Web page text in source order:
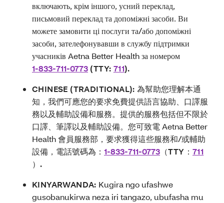
включають, крім іншого, усний переклад,
письмовий переклад та допоміжні засоби. Ви
можете замовити ці послуги та/або допоміжні
засоби, зателефонувавши в службу підтримки
учасників Aetna Better Health за номером
1-833-711-0773 (TTY: 711).
CHINESE (TRADITIONAL): 為幫助您理解本通
知，我們可應您的要求免費提供語言協助、口譯服
務以及輔助設備和服務。提供的服務包括但不限於
口譯、筆譯以及輔助設備。您可致電 Aetna Better
Health 會員服務部，要求獲得這些服務和/或輔助
設備，電話號碼為： 1-833-711-0773 （TTY： 711
）.
KINYARWANDA: Kugira ngo ufashwe
gusobanukirwa neza iri tangazo, ubufasha mu